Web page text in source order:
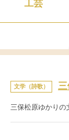
工芸
文学（詩歌）
三保松原ゆかりの